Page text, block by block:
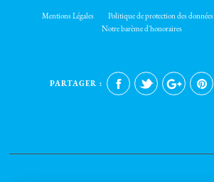
Mentions Légales Politique de protection des données
Notre barème d'honoraires
PARTAGER :